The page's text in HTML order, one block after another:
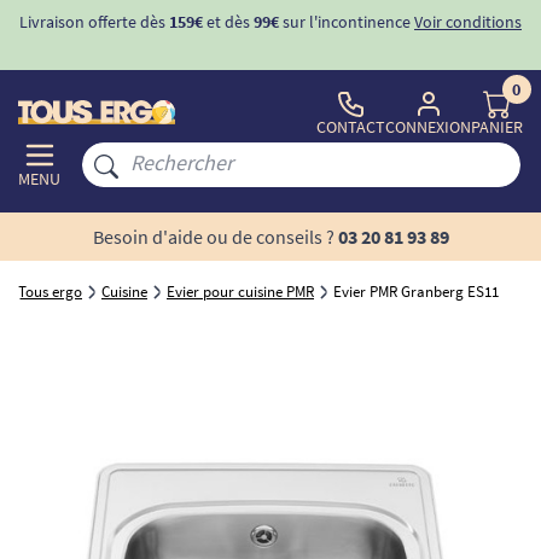
Livraison offerte dès 159€et dès99€sur l'incontinenceVoir conditions
MENU
CONTACTCONNEXION
0
PANIER
Besoin d'aide ou de conseils ? 03 20 81 93 89
Tous ergo Cuisine Evier pour cuisine PMR Evier PMR Granberg ES11